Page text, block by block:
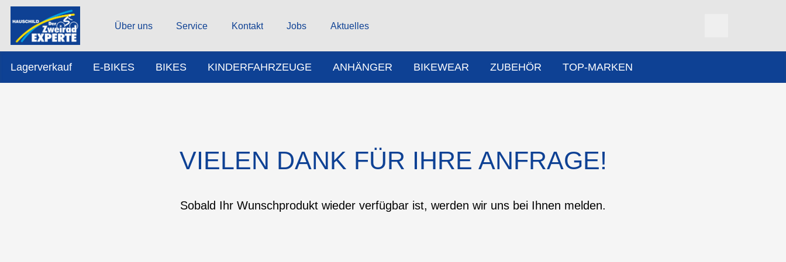
Über uns Service Kontakt Jobs Aktuelles
Lagerverkauf E-BIKES BIKES KINDERFAHRZEUGE ANHÄNGER BIKEWEAR ZUBEHÖR TOP-MARKEN
VIELEN DANK FÜR IHRE ANFRAGE!
Sobald Ihr Wunschprodukt wieder verfügbar ist, werden wir uns bei Ihnen melden.